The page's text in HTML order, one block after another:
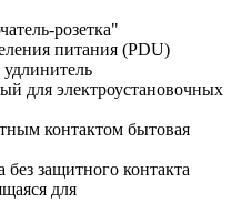
розетка"
питания (PDU)
удлинитель
для электроустановочных
контактом бытовая
без защитного контакта
для